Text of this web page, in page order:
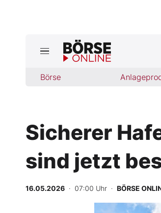
Börse
Börse
Finanz-Check
Abo & Shop
BO-Musterdepots
Sicherer
sind jetzt
16.05.2026 · 07:00 Uhr · BÖRSE